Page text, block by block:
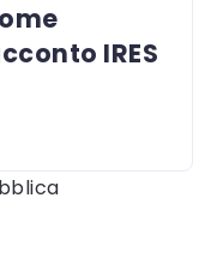
IRES